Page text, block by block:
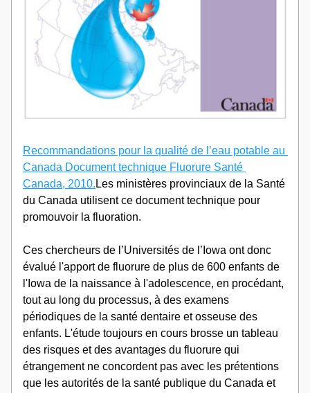
Recommandations pour la qualité de l’eau potable au
Canada Document technique Fluorure Santé
Canada, 2010. Les ministères provinciaux de la Santé
du Canada utilisent ce document technique pour
promouvoir la fluoration.
Ces chercheurs de l’Universités de l’Iowa ont donc
évalué l'apport de fluorure de plus de 600 enfants de
l'Iowa de la naissance à l'adolescence, en procédant,
tout au long du processus, à des examens
périodiques de la santé dentaire et osseuse des
enfants. L'étude toujours en cours brosse un tableau
des risques et des avantages du fluorure qui
étrangement ne concordent pas avec les prétentions
que les autorités de la santé publique du Canada et